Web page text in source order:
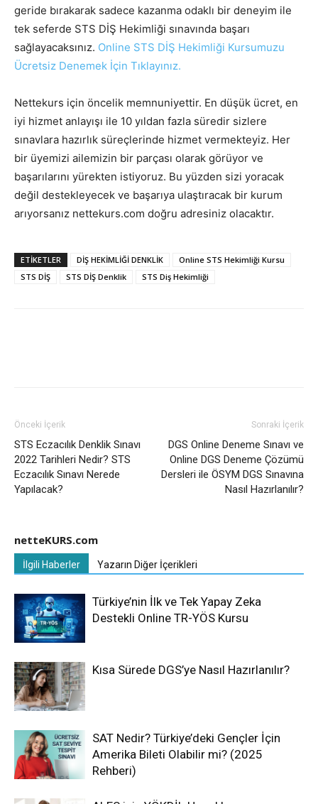
geride bırakarak sadece kazanma odaklı bir deneyim ile
tek seferde STS DİŞ Hekimliği sınavında başarı
sağlayacaksınız. Online STS DİŞ Hekimliği Kursumuzu
Ücretsiz Denemek İçin Tıklayınız.
Nettekurs için öncelik memnuniyettir. En düşük ücret, en
iyi hizmet anlayışı ile 10 yıldan fazla süredir sizlere
sınavlara hazırlık süreçlerinde hizmet vermekteyiz. Her
bir üyemizi ailemizin bir parçası olarak görüyor ve
başarılarını yürekten istiyoruz. Bu yüzden sizi yoracak
değil destekleyecek ve başarıya ulaştıracak bir kurum
arıyorsanız nettekurs.com doğru adresiniz olacaktır.
ETIKETLER DİŞ HEKİMLİĞİ DENKLİK
Online STS Hekimliği Kursu
STS DİŞ
STS DİŞ Denklik STS Diş Hekimliği
Önceki İçerik
STS Eczacılık Denklik Sınavı
2022 Tarihleri Nedir? STS
Eczacılık Sınavı Nerede
Yapılacak?
Sonraki İçerik
DGS Online Deneme Sınavı ve
Online DGS Deneme Çözümü
Dersleri ile ÖSYM DGS Sınavına
Nasıl Hazırlanılır?
netteKURS.com
İlgili Haberler Yazarın Diğer İçerikleri
Türkiye’nin İlk ve Tek Yapay Zeka
Destekli Online TR-YÖS Kursu
Kısa Sürede DGS’ye Nasıl Hazırlanılır?
SAT Nedir? Türkiye’deki Gençler İçin
Amerika Bileti Olabilir mi? (2025
Rehberi)